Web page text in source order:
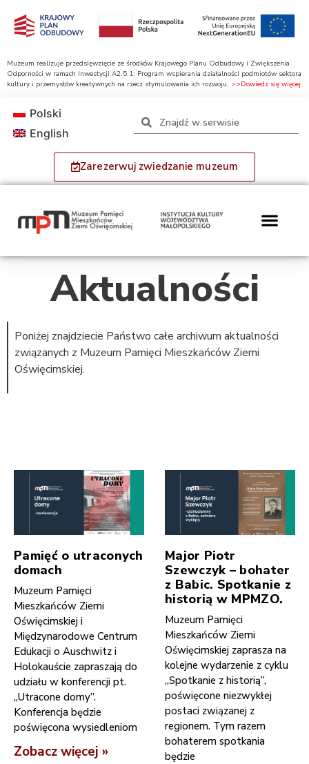
Muzeum realizuje przedsięwzięcie ze środków Krajowego Planu Odbudowy i Zwiększenia
Odporności w ramach Inwestycji A2.5.1: Program wspierania działalności podmiotów sektora
kultury i przemysłów kreatywnych na rzecz stymulowania ich rozwoju. >>Dowiedz się więcej
Zarezerwuj zwiedzanie muzeum
Polski
English
Aktualności
Poniżej znajdziecie Państwo całe archiwum aktualności
związanych z Muzeum Pamięci Mieszkańców Ziemi
Oświęcimskiej.
Pamięć o utraconych
domach
Muzeum Pamięci
Mieszkańców Ziemi
Oświęcimskiej i
Międzynarodowe Centrum
Edukacji o Auschwitz i
Holokauście zapraszają do
udziału w konferencji pt.
„Utracone domy”.
Konferencja będzie
poświęcona wysiedleniom
Zobacz więcej »
Major Piotr
Szewczyk – bohater
z Babic. Spotkanie z
historią w MPMZO.
Muzeum Pamięci
Mieszkańców Ziemi
Oświęcimskiej zaprasza na
kolejne wydarzenie z cyklu
„Spotkanie z historią”,
poświęcone niezwykłej
postaci związanej z
regionem. Tym razem
bohaterem spotkania
będzie